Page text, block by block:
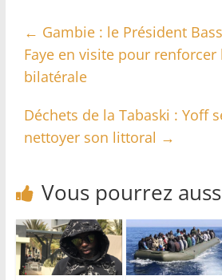
← Gambie : le Président
Faye en visite pour
bilatérale
Déchets de la Tabaski : Yoff
nettoyer son littoral →
Vous pourrez